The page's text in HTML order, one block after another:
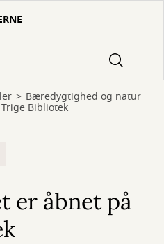
Bæredygtighed og natur
Bibliotek
er åbnet på